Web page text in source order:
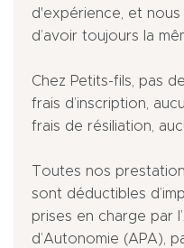
d'expérience, et
d’avoir toujours la
Chez Petits-fils, pas
frais d’inscription,
frais de résiliation,
Toutes nos
sont déductibles
prises en charge par
d’Autonomie (APA),